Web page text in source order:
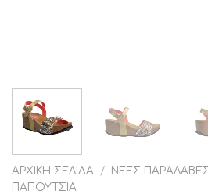
ΑΡΧΙΚΉ ΣΕΛΊΔΑ / ΝΈΕΣ ΠΑΡΑΛΑΒΈΣ
ΠΑΠΟΎΤΣΙΑ